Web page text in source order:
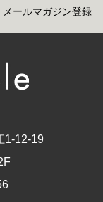
メールマガジン登録
1-12-19